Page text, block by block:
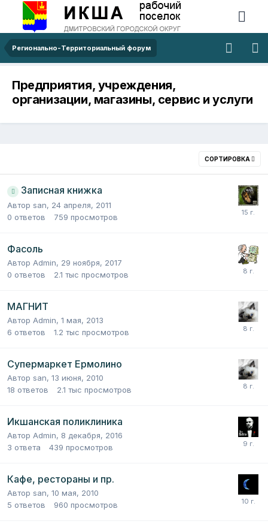
Регионально-Территориальный форум
Предприятия, учреждения,
организации, магазины, сервис и услуги
СОРТИРОВКА
Записная книжка
Автор san, 24 апреля, 2011
0 ответов 759 просмотров
Фасоль
Автор Admin, 29 ноября, 2017
0 ответов 2.1 тыс просмотров
МАГНИТ
Автор Admin, 1 мая, 2013
6 ответов 1.2 тыс просмотров
Супермаркет Ермолино
Автор san, 13 июня, 2010
18 ответов 2.1 тыс просмотров
Икшанская поликлиника
Автор Admin, 8 декабря, 2016
3 ответа 439 просмотров
Кафе, рестораны и пр.
Автор san, 10 мая, 2010
5 ответов 960 просмотров